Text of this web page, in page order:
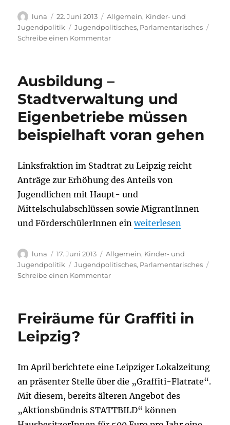
Autor
luna
Veröffentlicht
am
22. Juni 2013 Kategorien
Allgemein, Kinder- und
Jugendpolitik
Schlagwörter
Jugendpolitisches, Parlamentarisches
Schreibe einen Kommentarzu
falsch
aufgezäumt
Ausbildung –
Stadtverwaltung und
Eigenbetriebe müssen
beispielhaft voran gehen
Linksfraktion im Stadtrat zu Leipzig reicht
Anträge zur Erhöhung des Anteils von
Jugendlichen mit Haupt- und
Mittelschulabschlüssen sowie MigrantInnen
und FörderschülerInnen ein„Ausbildung –
weiterlesen
Autor
luna
Veröffentlicht
am
17. Juni 2013 Kategorien
Allgemein, Kinder- und
Jugendpolitik
Schlagwörter
Jugendpolitisches, Parlamentarisches
Schreibe einen Kommentarzu
und
gehen
Freiräume für Graffiti in
Leipzig?
Im April berichtete eine Leipziger Lokalzeitung
an präsenter Stelle über die „Graffiti-Flatrate“.
Mit diesem, bereits älteren Angebot des
„Aktionsbündnis STATTBILD“ können